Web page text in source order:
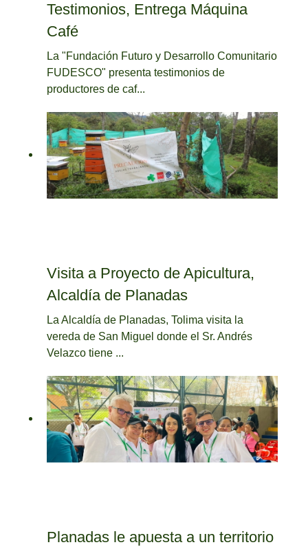
Testimonios, Entrega Máquina
Café
La "Fundación Futuro y Desarrollo Comunitario
FUDESCO" presenta testimonios de
productores de caf...
Visita a Proyecto de Apicultura,
Alcaldía de Planadas
La Alcaldía de Planadas, Tolima visita la
vereda de San Miguel donde el Sr. Andrés
Velazco tiene ...
Planadas le apuesta a un territorio